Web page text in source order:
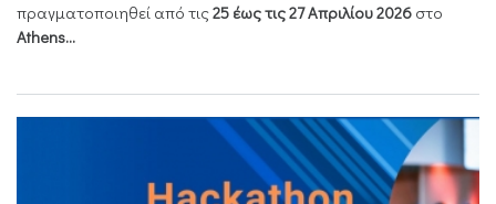
πραγματοποιηθεί από τις25 έως τις 27 Απριλίου 2026 στο
Athens...